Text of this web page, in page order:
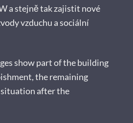
a stejně tak zajistit nové
vzduchu a sociální
show part of the building
the remaining
after the